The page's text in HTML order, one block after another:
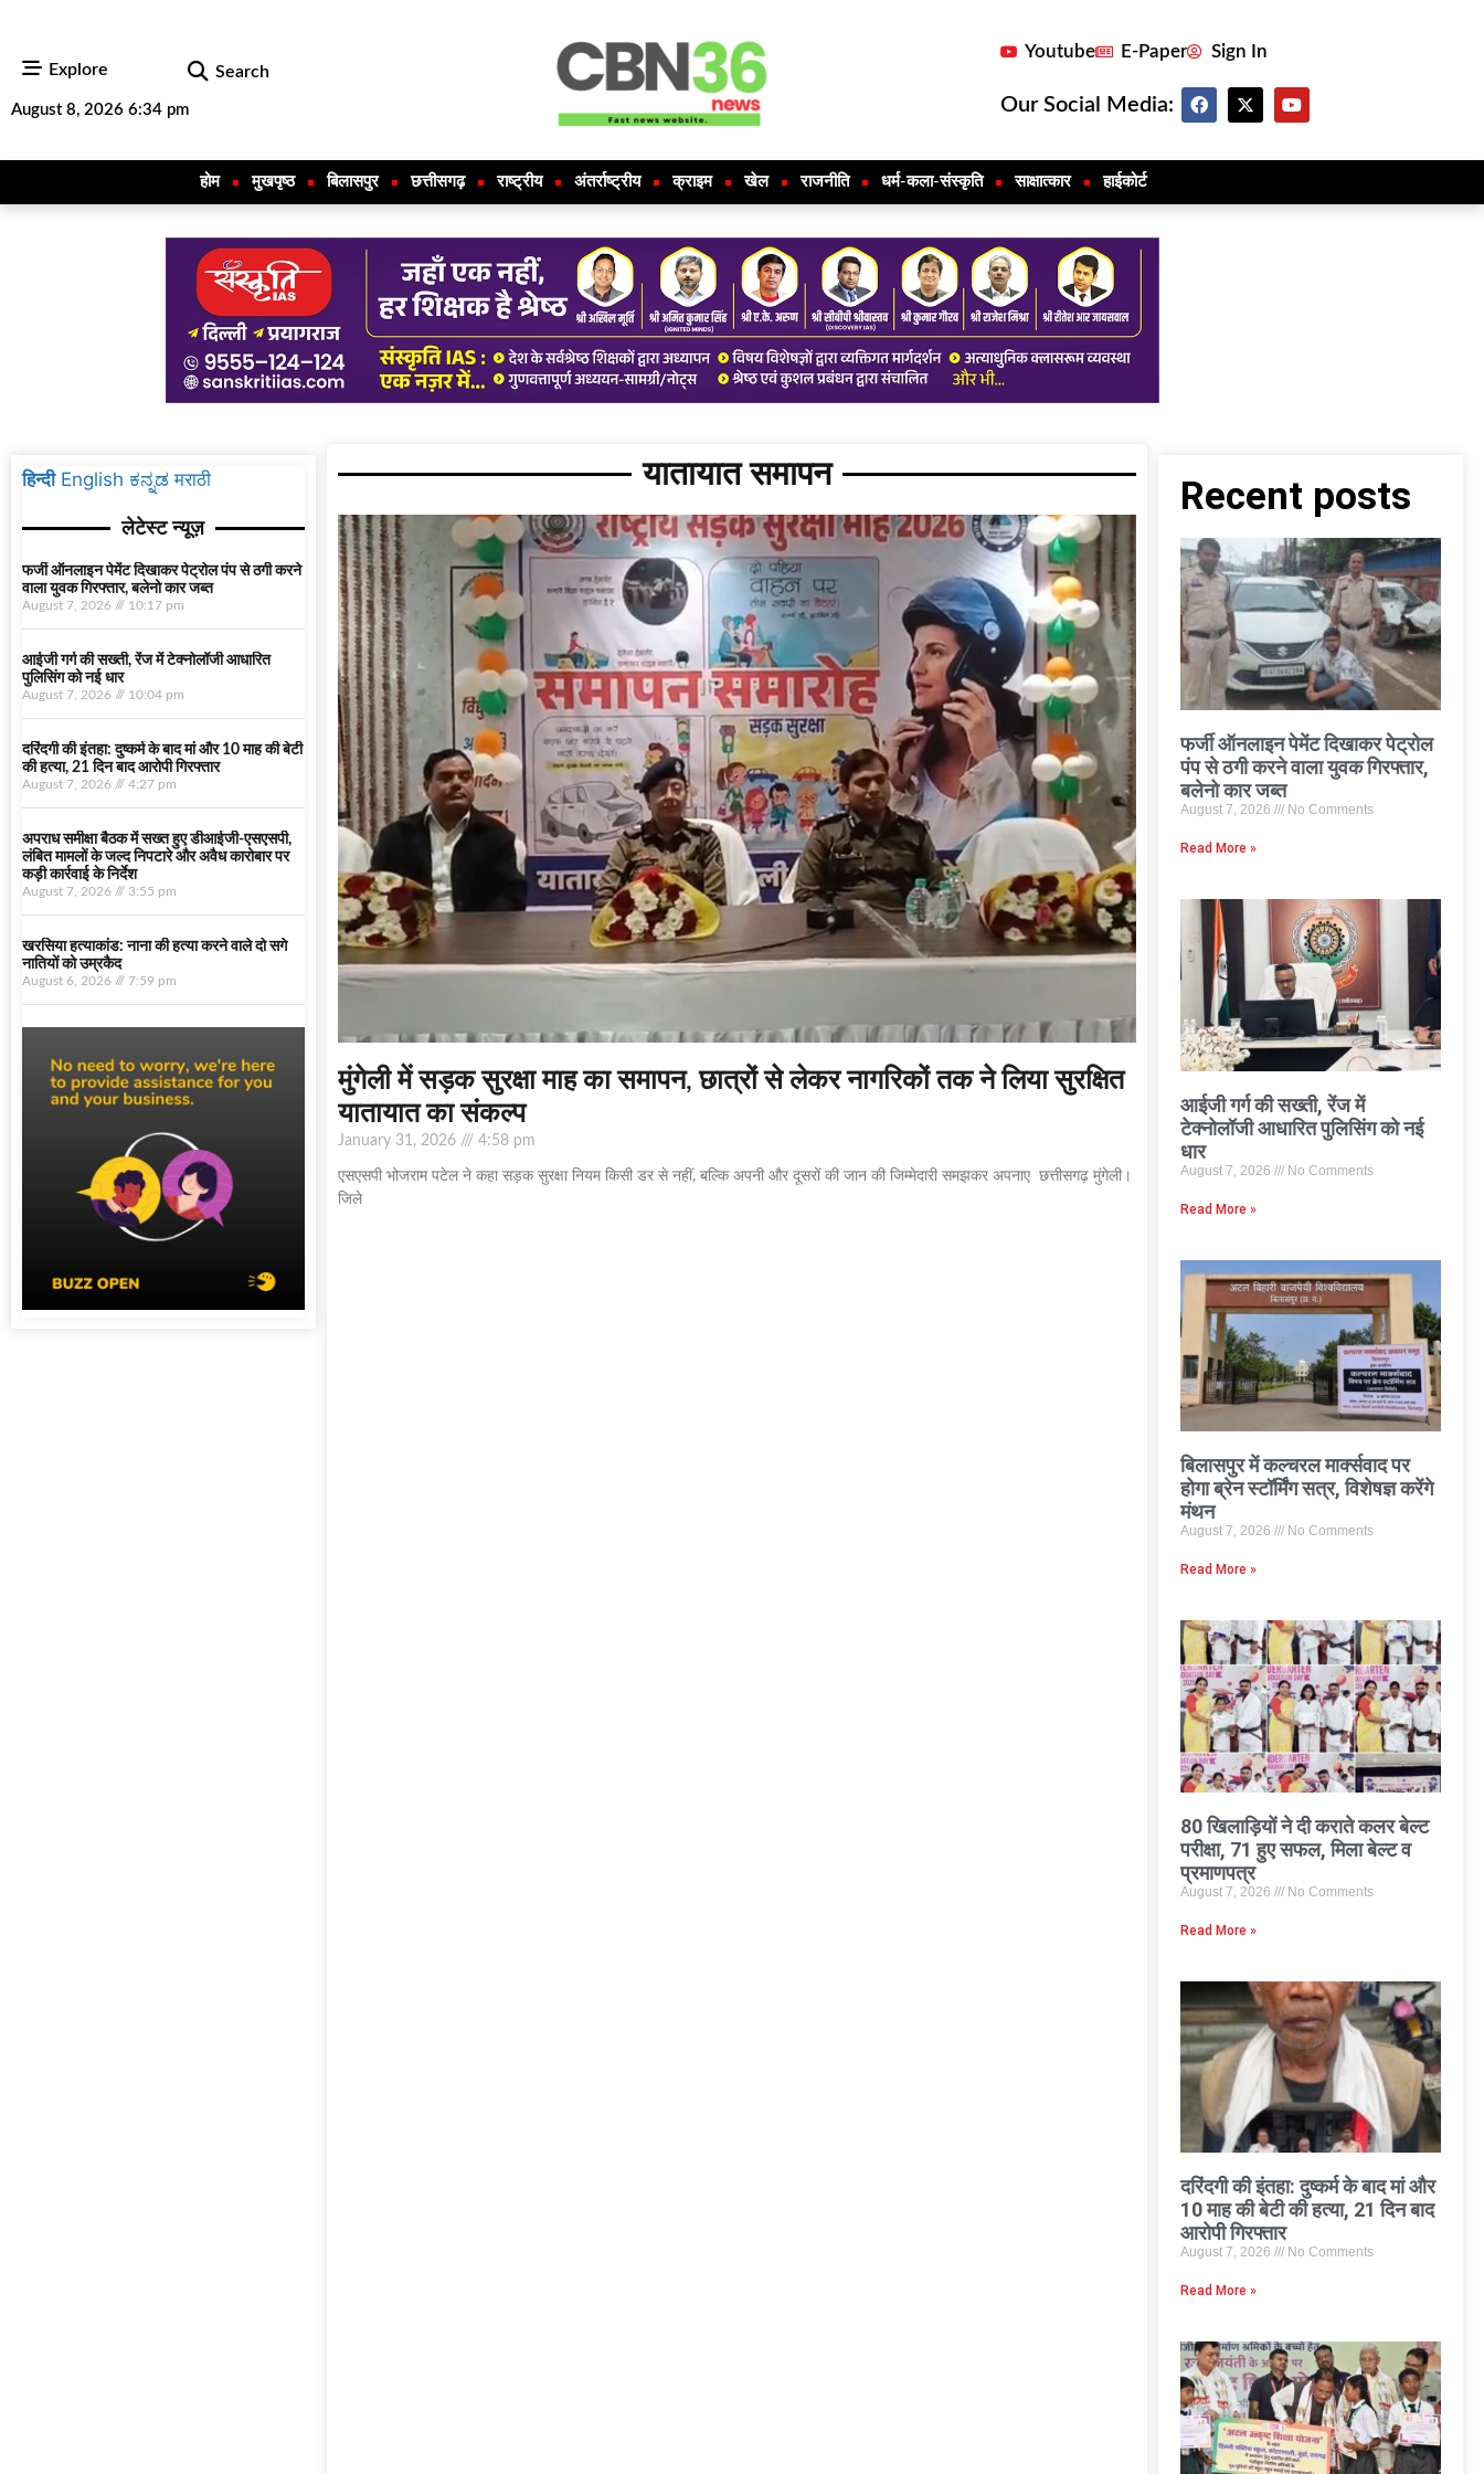
Explore Search
August 8, 2026 6:34 pm
Youtube E-Paper Sign In
Our Social Media:
होम मुखपृष्ठ बिलासपुर छत्तीसगढ़ राष्ट्रीय अंतर्राष्ट्रीय क्राइम खेल राजनीति धर्म-कला-संस्कृति साक्षात्कार हाईकोर्ट
हिन्दी English ಕನ್ನಡ मराठी
लेटेस्ट न्यूज़
फर्जी ऑनलाइन पेमेंट दिखाकर पेट्रोल पंप से ठगी करने
वाला युवक गिरफ्तार, बलेनो कार जब्त
August 7, 2026 10:17 pm
आईजी गर्ग की सख्ती, रेंज में टेक्नोलॉजी आधारित
पुलिसिंग को नई धार
August 7, 2026 10:04 pm
दरिंदगी की इंतहा: दुष्कर्म के बाद मां और 10 माह की बेटी
की हत्या, 21 दिन बाद आरोपी गिरफ्तार
August 7, 2026 4:27 pm
अपराध समीक्षा बैठक में सख्त हुए डीआईजी-एसएसपी,
लंबित मामलों के जल्द निपटारे और अवैध कारोबार पर
कड़ी कार्रवाई के निर्देश
August 7, 2026 3:55 pm
खरसिया हत्याकांड: नाना की हत्या करने वाले दो सगे
नातियों को उम्रकैद
August 6, 2026 7:59 pm
यातायात समापन
मुंगेली में सड़क सुरक्षा माह का समापन, छात्रों से लेकर नागरिकों तक ने लिया सुरक्षित
यातायात का संकल्प
January 31, 2026 4:58 pm
एसएसपी भोजराम पटेल ने कहा सड़क सुरक्षा नियम किसी डर से नहीं, बल्कि अपनी और दूसरों की जान की जिम्मेदारी समझकर अपनाए छत्तीसगढ़ मुंगेली।
जिले
Recent posts
फर्जी ऑनलाइन पेमेंट दिखाकर पेट्रोल
पंप से ठगी करने वाला युवक गिरफ्तार,
बलेनो कार जब्त
August 7, 2026 No Comments
Read More »
आईजी गर्ग की सख्ती, रेंज में
टेक्नोलॉजी आधारित पुलिसिंग को नई
धार
August 7, 2026 No Comments
Read More »
बिलासपुर में कल्चरल मार्क्सवाद पर
होगा ब्रेन स्टॉर्मिंग सत्र, विशेषज्ञ करेंगे
मंथन
August 7, 2026 No Comments
Read More »
80 खिलाड़ियों ने दी कराते कलर बेल्ट
परीक्षा, 71 हुए सफल, मिला बेल्ट व
प्रमाणपत्र
August 7, 2026 No Comments
Read More »
दरिंदगी की इंतहा: दुष्कर्म के बाद मां और
10 माह की बेटी की हत्या, 21 दिन बाद
आरोपी गिरफ्तार
August 7, 2026 No Comments
Read More »